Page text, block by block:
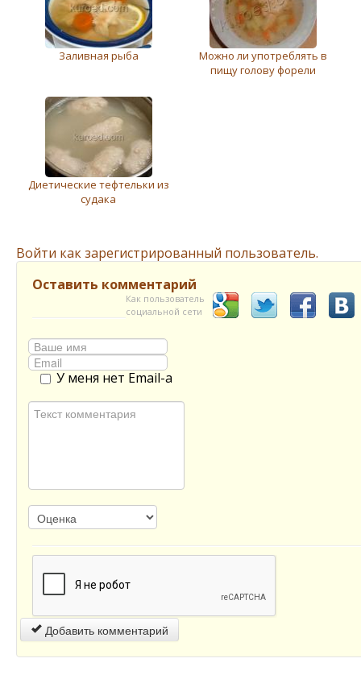
Заливная рыба
Можно ли употреблять в
пищу голову форели
Диетические тефтельки из
судака
Войти как зарегистрированный пользователь.
Оставить комментарий
Как пользователь
социальной сети
У меня нет Email-а
Добавить комментарий